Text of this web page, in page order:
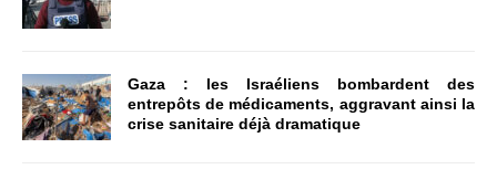
Gaza : les Israéliens bombardent des
entrepôts de médicaments, aggravant ainsi la
crise sanitaire déjà dramatique